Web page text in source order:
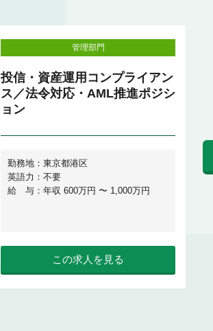
管理部門
投信・資産運用コンプライアン
ス／法令対応・AML推進ポジシ
ョン
勤務地：東京都港区
英語力：不要
給 与：年収 600万円 〜 1,000万円
この求人を見る